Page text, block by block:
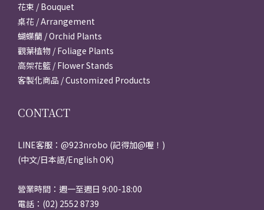
花束 / Bouquet
桌花 / Arrangement
蝴蝶蘭 / Orchid Plants
觀葉植物 / Foliage Plants
高架花籃 / Flower Stands
客製化商品 / Customized Products
CONTACT
LINE客服：@923nrobo (記得加@喔！)
(中文/日本語/English OK)
營業時間：週一至週日 9:00-18:00
電話：(02) 2552 8739